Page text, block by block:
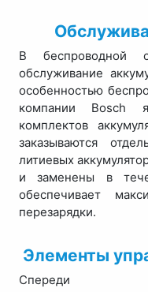
В беспроводной
обслуживание
особенностью
компании Bosch
комплектов
заказываются
литиевых
и заменены в
обеспечивает
перезарядки.
Элементы
Спереди